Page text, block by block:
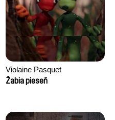
Violaine Pasquet
Žabia pieseň